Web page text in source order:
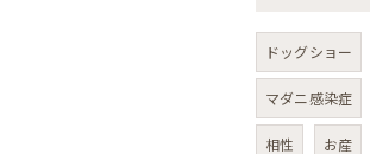
ドッグショー
マダニ感染症
相性 お産